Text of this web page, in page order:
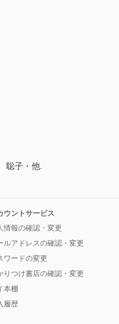
聡子・他.
ウントサービス
情報の確認・変更
ルアドレスの確認・変更
ワードの変更
りつけ書店の確認・変更
本棚
履歴